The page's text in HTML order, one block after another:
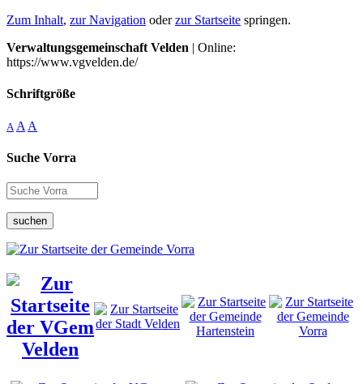
Zum Inhalt, zur Navigation oderzur Startseite springen.
Verwaltungsgemeinschaft Velden | Online:
https://www.vgvelden.de/
Schriftgröße
A A A
Suche Vorra
suchen